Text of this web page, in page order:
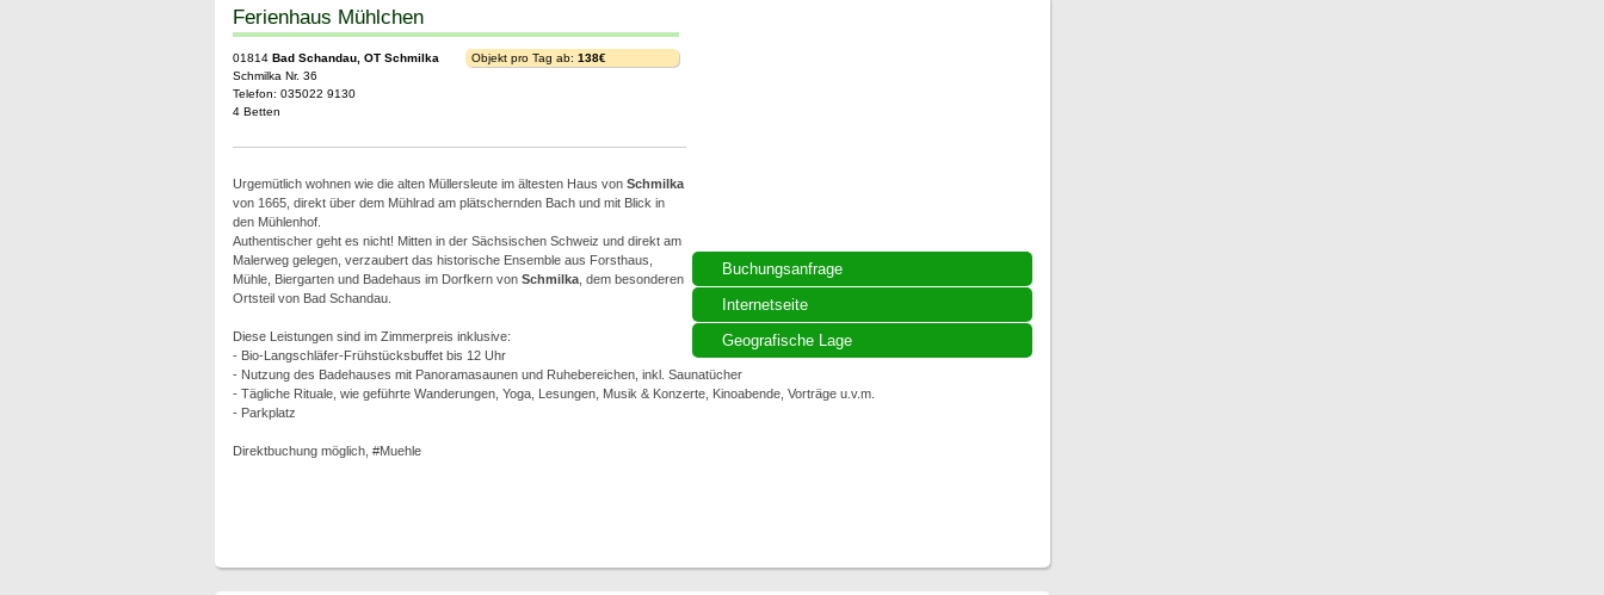
Buchungsanfrage
Internetseite
Geografische Lage
Ferienhaus Mühlchen
01814 Bad Schandau, OT Schmilka
Schmilka Nr. 36
Telefon: 035022 9130
4 Betten
Objekt pro Tag ab: 138€
Urgemütlich wohnen wie die alten Müllersleute im ältesten Haus von Schmilka
von 1665, direkt über dem Mühlrad am plätschernden Bach und mit Blick in
den Mühlenhof.
Authentischer geht es nicht! Mitten in der Sächsischen Schweiz und direkt am
Malerweg gelegen, verzaubert das historische Ensemble aus Forsthaus,
Mühle, Biergarten und Badehaus im Dorfkern von Schmilka, dem besonderen
Ortsteil von Bad Schandau.
Diese Leistungen sind im Zimmerpreis inklusive:
- Bio-Langschläfer-Frühstücksbuffet bis 12 Uhr
- Nutzung des Badehauses mit Panoramasaunen und Ruhebereichen, inkl. Saunatücher
- Tägliche Rituale, wie geführte Wanderungen, Yoga, Lesungen, Musik & Konzerte, Kinoabende, Vorträge u.v.m.
- Parkplatz
Direktbuchung möglich, #Muehle